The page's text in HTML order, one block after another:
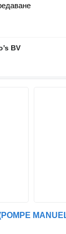
BV